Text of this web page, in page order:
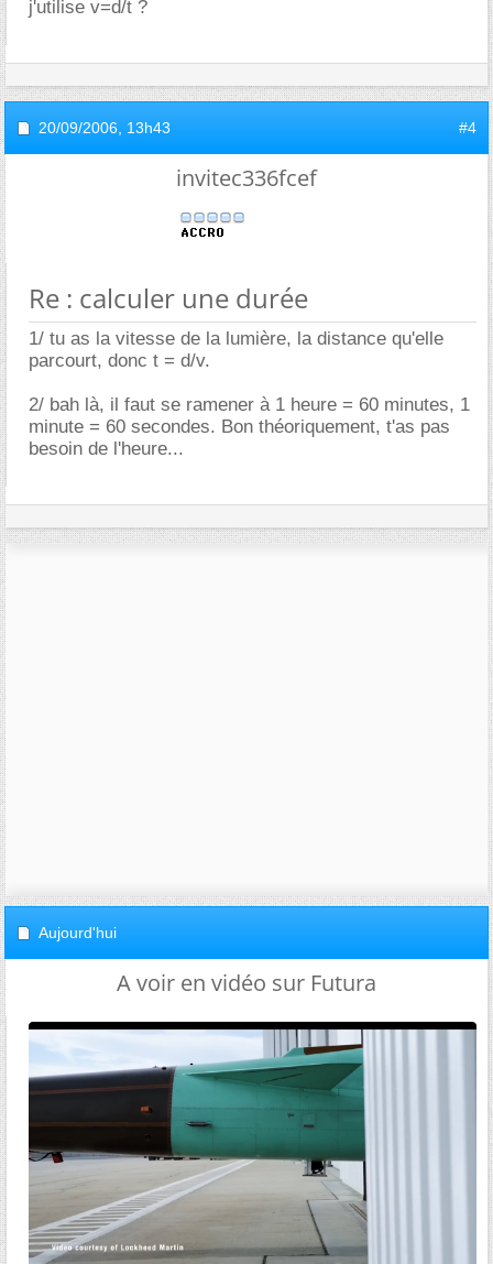
j'utilise v=d/t ?
20/09/2006, 13h43 #4
invitec336fcef
Re : calculer une durée
1/ tu as la vitesse de la lumière, la distance qu'elle
parcourt, donc t = d/v.
2/ bah là, il faut se ramener à 1 heure = 60 minutes, 1
minute = 60 secondes. Bon théoriquement, t'as pas
besoin de l'heure...
Aujourd'hui
A voir en vidéo sur Futura